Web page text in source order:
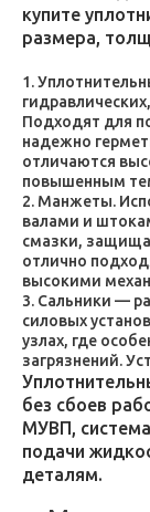
купите
размера,
Подходят для
надежно
отличаются
повышенным
Манжеты.
валами и
смазки,
отлично
высокими
Сальники —
силовых
узлах, где
загрязнений.
без сбоев
МУВП,
подачи
деталям.